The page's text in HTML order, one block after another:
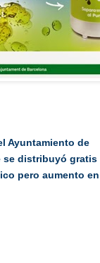
Ayuntamiento de
se distribuyó gratis
pero aumento